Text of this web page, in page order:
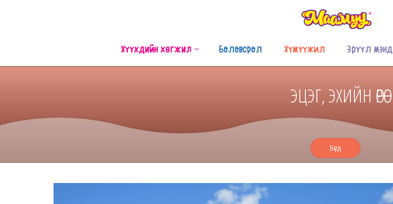
Хүүхдийн хөгжил Боловсрол Хүмүүжил Эрүүл мэнд
ЭЦЭГ, ЭХИЙН ӨРӨӨ
Бүгд